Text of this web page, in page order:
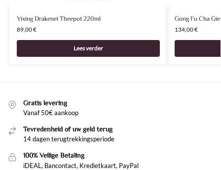
Yixing Drakenei Theepot 220ml
89,00€
Lees verder
Gong Fu Cha
134,00€
Gratis levering
Vanaf 50€ aankoop
Tevredenheid of uw geld terug
14 dagen terugtrekkingsperiode
100% Veilige Betaling
iDEAL, Bancontact, Kredietkaart, PayPal